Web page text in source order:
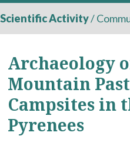
Scientific Activity/
Archaeology
Mountain
Campsites in
Pyrenees